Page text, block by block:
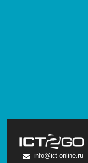
info@ict-online.ru